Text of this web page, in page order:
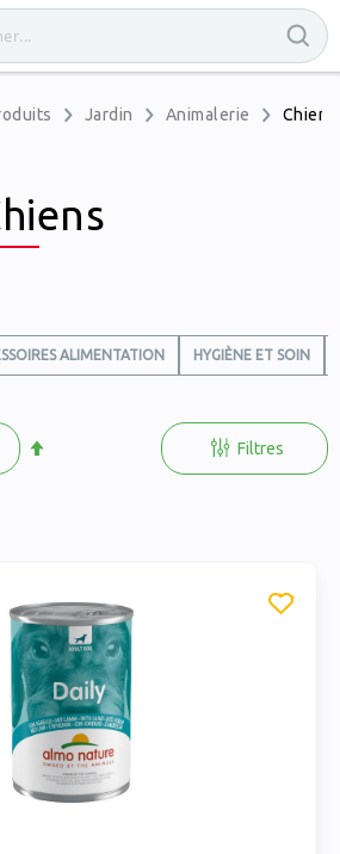
Jardin Animalerie Chiens
ALIMENTATION HYGIÈNE ET SOIN
Filtres